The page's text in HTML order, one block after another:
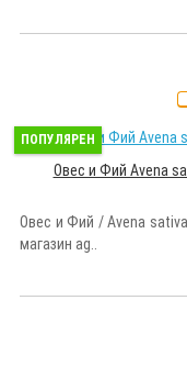
ПОПУЛЯРЕН
Овес и Фий Avena
Овес и Фий / Avena
магазин ag..